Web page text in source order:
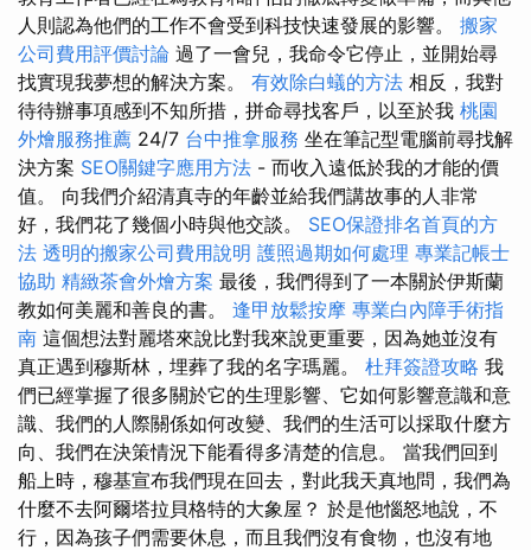
人則認為他們的工作不會受到科技快速發展的影響。 搬家
公司費用評價討論 過了一會兒，我命令它停止，並開始尋
找實現我夢想的解決方案。 有效除白蟻的方法 相反，我對
待待辦事項感到不知所措，拼命尋找客戶，以至於我 桃園
外燴服務推薦 24/7 台中推拿服務 坐在筆記型電腦前尋找解
決方案 SEO關鍵字應用方法 - 而收入遠低於我的才能的價
值。 向我們介紹清真寺的年齡並給我們講故事的人非常
好，我們花了幾個小時與他交談。 SEO保證排名首頁的方
法 透明的搬家公司費用說明 護照過期如何處理 專業記帳士
協助 精緻茶會外燴方案 最後，我們得到了一本關於伊斯蘭
教如何美麗和善良的書。 逢甲放鬆按摩 專業白內障手術指
南 這個想法對麗塔來說比對我來說更重要，因為她並沒有
真正遇到穆斯林，埋葬了我的名字瑪麗。 杜拜簽證攻略 我
們已經掌握了很多關於它的生理影響、它如何影響意識和意
識、我們的人際關係如何改變、我們的生活可以採取什麼方
向、我們在決策情況下能看得多清楚的信息。 當我們回到
船上時，穆基宣布我們現在回去，對此我天真地問，我們為
什麼不去阿爾塔拉貝格特的大象屋？ 於是他惱怒地說，不
行，因為孩子們需要休息，而且我們沒有食物，也沒有地